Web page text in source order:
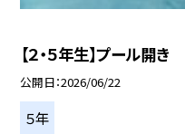
【２・５年生】プール開き
公開日 2026/06/22
５年